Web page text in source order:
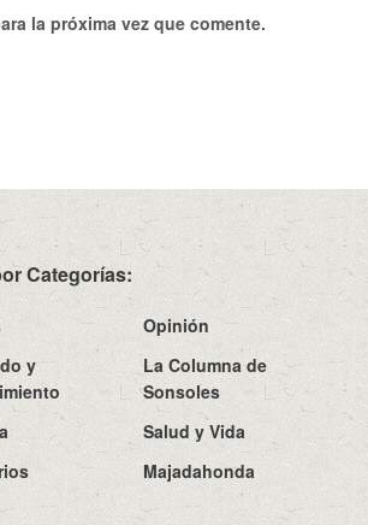
la próxima vez que comente.
Categorías:
Opinión
y
La Columna de
Sonsoles
Salud y Vida
Majadahonda